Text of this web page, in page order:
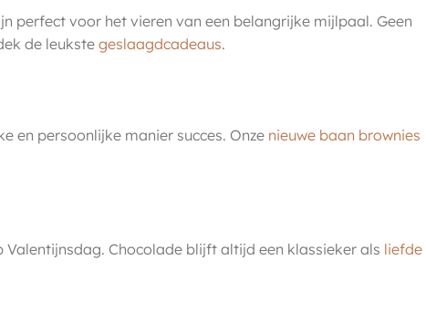
perfect voor het vieren van een belangrijke mijlpaal. Geen
de leukste geslaagdcadeaus.
en persoonlijke manier succes. Onze nieuwe baan brownies
Chocolade blijft altijd een klassieker als liefde